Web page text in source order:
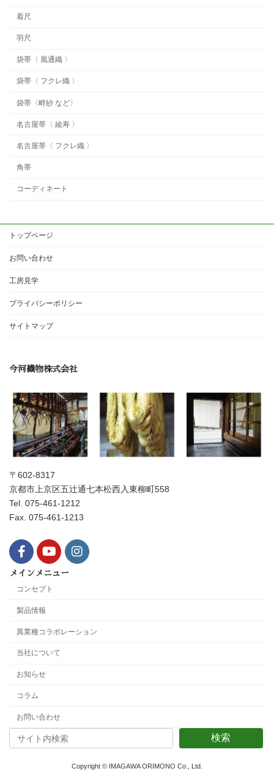
着尺
羽尺
袋帯〈 風通織 〉
袋帯〈 フクレ織 〉
袋帯〈畔紗 など〉
名古屋帯〈 綾寿 〉
名古屋帯〈 フクレ織 〉
角帯
コーディネート
トップページ
お問い合わせ
工房見学
プライバシーポリシー
サイトマップ
今河織物株式会社
〒602-8317
京都市上京区五辻通七本松西入東柳町558
Tel. 075-461-1212
Fax. 075-461-1213
メインメニュー
コンセプト
製品情報
異業種コラボレーション
当社について
お知らせ
コラム
お問い合わせ
検索
Copyright © IMAGAWA ORIMONO Co., Ltd.